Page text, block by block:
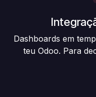
Dashboards em
teu Odoo. Para